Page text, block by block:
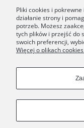
ŚWIAT ORSKA
Dołącz do nas:
Copyrights © 2024 -
Pliki cookies i
działanie strony i
potrzeb. Możesz
tych plików i przejść do
swoich preferencji,
Więcej o plikach